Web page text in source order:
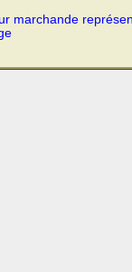
marchande